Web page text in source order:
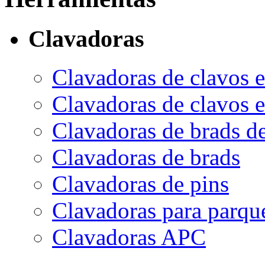
Clavadoras
Clavadoras de clavos
Clavadoras de clavos
Clavadoras de brads
Clavadoras de brads
Clavadoras de pins
Clavadoras para
Clavadoras APC